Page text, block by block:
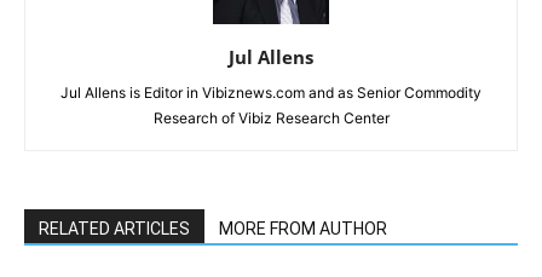
Jul Allens
Jul Allens is Editor in Vibiznews.com and as Senior Commodity
Research of Vibiz Research Center
RELATED ARTICLES MORE FROM AUTHOR